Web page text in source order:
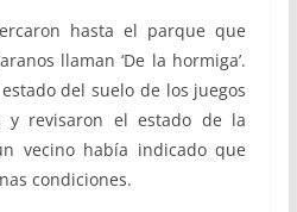
hasta el parque que
llaman ‘De la hormiga’.
del suelo de los juegos
y revisaron el estado de la
vecino había indicado que
condiciones.